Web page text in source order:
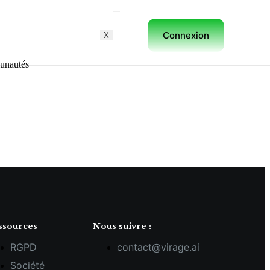
X Connexion
RGPD
Société
Nous suivre :
contact@virage.ai